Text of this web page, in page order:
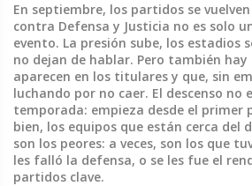
En septiembre, los partidos se
contra Defensa y Justicia no es solo
evento. La presión sube, los estadios
no dejan de hablar. Pero también hay
aparecen en los titulares y que, sin
luchando por no caer. El descenso no
temporada: empieza desde el primer
bien, los equipos que están cerca del
son los peores: a veces, son los que
les falló la defensa, o se les fue el
partidos clave.